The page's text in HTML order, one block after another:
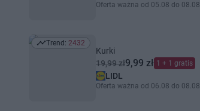
Oferta ważna od 05.08 do 08.08
Trend: 2432
Trend: 2432
Kurki
19,99 zł9,99 zł 1 + 1 gratis
LIDL
Oferta ważna od 06.08 do 08.08